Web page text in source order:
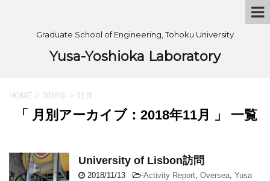
Graduate School of Engineering, Tohoku University
Yusa-Yoshioka Laboratory
HOME > 2018年 > 11月
「 月別アーカイブ：2018年11月 」 一覧
University of Lisbon訪問
2018/11/13 -Activity Report, Oversea, Yusa